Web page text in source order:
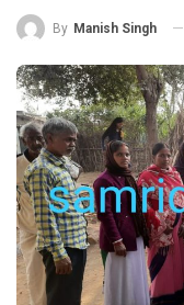
By Manish Singh